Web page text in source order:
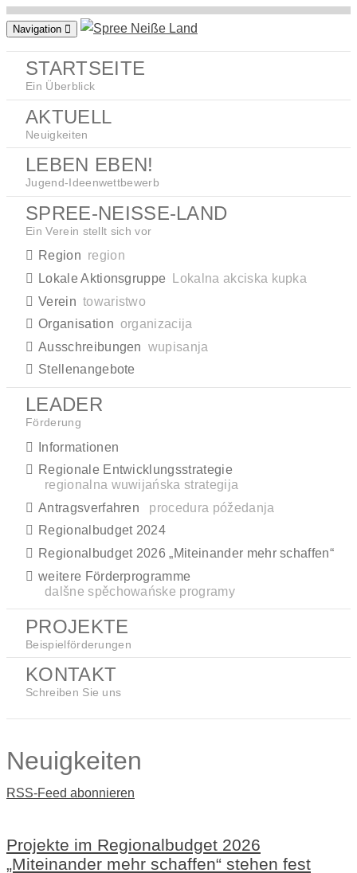
Zum
springen
Navigation
STARTSEITE
Ein Überblick
AKTUELL
Neuigkeiten
LEBEN EBEN!
Jugend-Ideenwettbewerb
SPREE-NEISSE-LAND
Ein Verein stellt sich vor
Region region
Lokale Aktionsgruppe
Lokalna akciska kupka
Verein towaristwo
Organisation organizacija
Ausschreibungen wupisanja
Stellenangebote
LEADER
Förderung
Informationen
Regionale Entwicklungsstrategie
regionalna wuwijańska strategija
Antragsverfahren
procedura póžedanja
Regionalbudget 2024
Regionalbudget 2026 „Miteinander mehr schaffen“
weitere Förderprogramme
dalšne spěchowańske programy
PROJEKTE
Beispielförderungen
KONTAKT
Schreiben Sie uns
Neuigkeiten
RSS-Feed abonnieren
Projekte im Regionalbudget 2026
„Miteinander mehr schaffen“ stehen fest